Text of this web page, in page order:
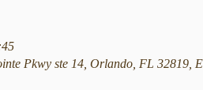
Pkwy ste 14, Orlando, FL 32819,